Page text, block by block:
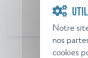
Notre
nos
cookies